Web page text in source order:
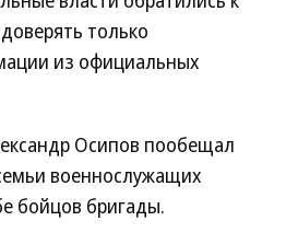
только
из официальных
Осипов пообещал
военнослужащих
бойцов бригады.